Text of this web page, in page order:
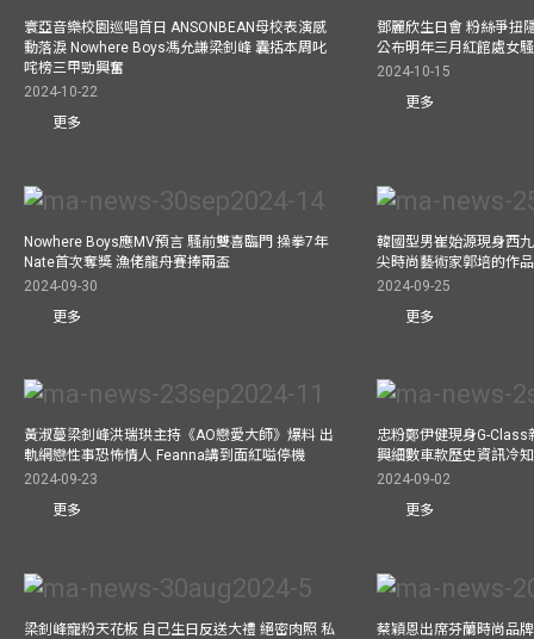
寰亞音樂校園巡唱首日 ANSONBEAN母校表演感
動落淚 Nowhere Boys馮允謙梁釗峰 囊括本周叱
咤榜三甲勁興奮
2024-10-22
更多
鄧麗欣生日會 粉絲爭扭
公布明年三月紅館處女
2024-10-15
更多
Nowhere Boys應MV預言 騷前雙喜臨門 操拳7年
Nate首次奪獎 漁佬龍舟賽捧兩盃
2024-09-30
更多
韓國型男崔始源現身西
尖時尚藝術家郭培的作
2024-09-25
更多
黃淑蔓梁釗峰洪瑞珙主持《AO戀愛大師》爆料 出
軌網戀性事恐怖情人 Feanna講到面紅嗌停機
2024-09-23
更多
忠粉鄭伊健現身G-
興細數車款歷史資訊冷
2024-09-02
更多
梁釗峰寵粉天花板 自己生日反送大禮 絕密肉照 私
蔡穎恩出席芬蘭時尚品